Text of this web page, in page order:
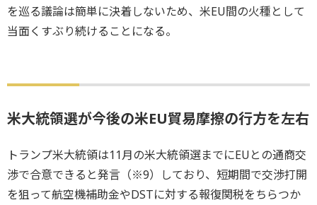
を巡る議論は簡単に決着しないため、米EU間の火種として
当面くすぶり続けることになる。
米大統領選が今後の米EU貿易摩擦の行方を左右
トランプ米大統領は11月の米大統領選までにEUとの通商交
渉で合意できると発言（※9）しており、短期間で交渉打開
を狙って航空機補助金やDSTに対する報復関税をちらつか